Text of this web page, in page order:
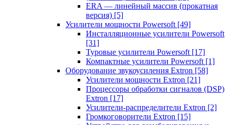
ERA — линейный массив (прокатная
версия) [5]
Усилители мощности Powersoft [49]
Инсталляционные усилители Powersoft
[31]
Туровые усилители Powersoft [17]
Компактные усилители Powersoft [1]
Оборудование звукоусиления Extron [58]
Усилители мощности Extron [21]
Процессоры обработки сигналов (DSP)
Extron [17]
Усилители-распределители Extron [2]
Громкоговорители Extron [15]